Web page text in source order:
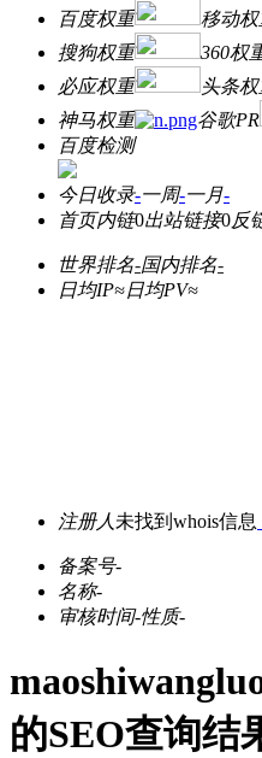
百度权重
移动权
搜狗权重
360权
必应权重
头条
神马权重
谷歌PR
百度检测
今日收录-一周-一月-
首页内链0出站链接0反
世界排名-国内排名-
日均IP≈日均PV≈
注册人 未找到whois信息
备案号-
名称-
审核时间-性质-
的SEO查询结